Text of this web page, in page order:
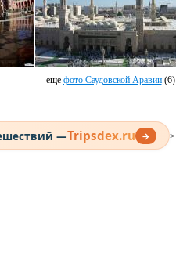
еще фото Саудовской Аравии(6)
—Tripsdex.ru → >